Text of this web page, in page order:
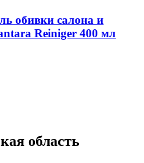
обивки салона и
Reiniger 400 мл
область